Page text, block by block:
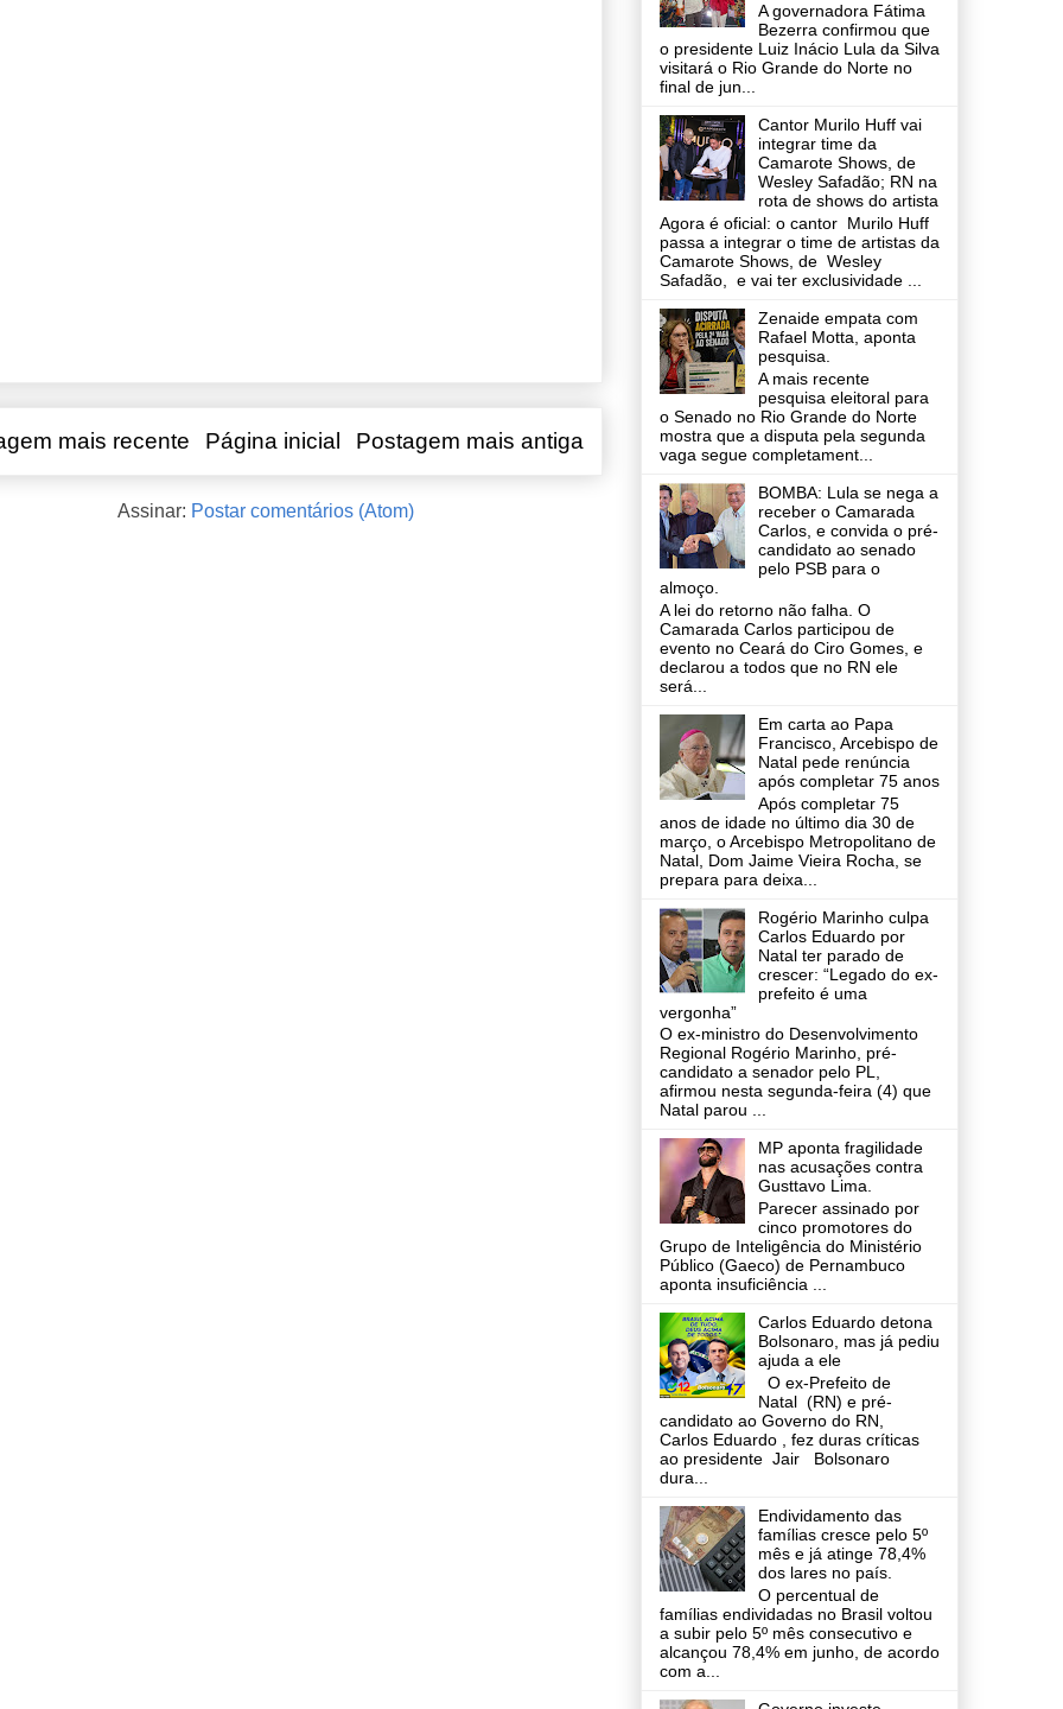
mais recente Postagem mais antiga
Página inicial
Assinar: Postar comentários (Atom)
A governadora Fátima
Bezerra confirmou que
o presidente Luiz Inácio Lula da Silva
visitará o Rio Grande do Norte no
final de jun...
Cantor Murilo Huff vai
integrar time da
Camarote Shows, de
Wesley Safadão; RN na
rota de shows do artista
Agora é oficial: o cantor Murilo Huff
passa a integrar o time de artistas da
Camarote Shows, de Wesley
Safadão, e vai ter exclusividade ...
Zenaide empata com
Rafael Motta, aponta
pesquisa.
A mais recente
pesquisa eleitoral para
o Senado no Rio Grande do Norte
mostra que a disputa pela segunda
vaga segue completament...
BOMBA: Lula se nega a
receber o Camarada
Carlos, e convida o pré-
candidato ao senado
pelo PSB para o
almoço.
A lei do retorno não falha. O
Camarada Carlos participou de
evento no Ceará do Ciro Gomes, e
declarou a todos que no RN ele
será...
Em carta ao Papa
Francisco, Arcebispo de
Natal pede renúncia
após completar 75 anos
Após completar 75
anos de idade no último dia 30 de
março, o Arcebispo Metropolitano de
Natal, Dom Jaime Vieira Rocha, se
prepara para deixa...
Rogério Marinho culpa
Carlos Eduardo por
Natal ter parado de
crescer: “Legado do ex-
prefeito é uma
vergonha”
O ex-ministro do Desenvolvimento
Regional Rogério Marinho, pré-
candidato a senador pelo PL,
afirmou nesta segunda-feira (4) que
Natal parou ...
MP aponta fragilidade
nas acusações contra
Gusttavo Lima.
Parecer assinado por
cinco promotores do
Grupo de Inteligência do Ministério
Público (Gaeco) de Pernambuco
aponta insuficiência ...
Carlos Eduardo detona
Bolsonaro, mas já pediu
ajuda a ele
O ex-Prefeito de
Natal (RN) e pré-
candidato ao Governo do RN,
Carlos Eduardo , fez duras críticas
ao presidente Jair Bolsonaro
dura...
Endividamento das
famílias cresce pelo 5º
mês e já atinge 78,4%
dos lares no país.
O percentual de
famílias endividadas no Brasil voltou
a subir pelo 5º mês consecutivo e
alcançou 78,4% em junho, de acordo
com a...